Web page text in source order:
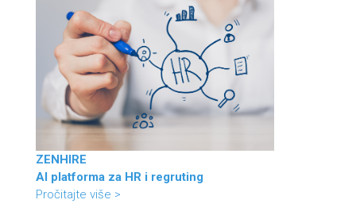
ZENHIRE
AI platforma za HR i regruting
Pročitajte više >